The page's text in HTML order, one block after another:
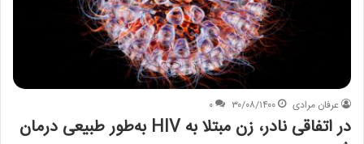
عرفان مرادی ۳۰/۰۸/۱۴۰۰ ۰
در اتفاقی نادر، زن مبتلا به HIV به‌طور طبیعی درمان